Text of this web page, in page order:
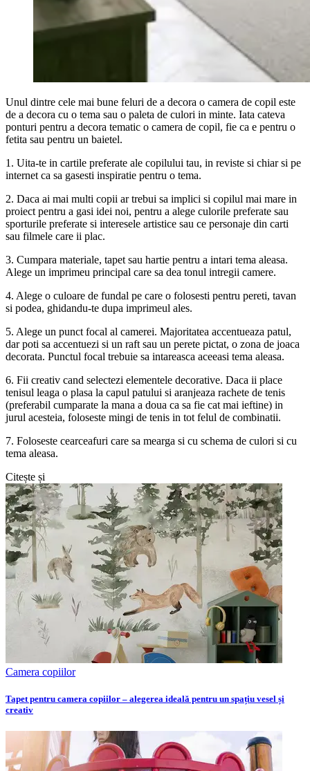
Unul dintre cele mai bune feluri de a decora o camera de copil este
de a decora cu o tema sau o paleta de culori in minte. Iata cateva
ponturi pentru a decora tematic o camera de copil, fie ca e pentru o
fetita sau pentru un baietel.
1. Uita-te in cartile preferate ale copilului tau, in reviste si chiar si pe
internet ca sa gasesti inspiratie pentru o tema.
2. Daca ai mai multi copii ar trebui sa implici si copilul mai mare in
proiect pentru a gasi idei noi, pentru a alege culorile preferate sau
sporturile preferate si interesele artistice sau ce personaje din carti
sau filmele care ii plac.
3. Cumpara materiale, tapet sau hartie pentru a intari tema aleasa.
Alege un imprimeu principal care sa dea tonul intregii camere.
4. Alege o culoare de fundal pe care o folosesti pentru pereti, tavan
si podea, ghidandu-te dupa imprimeul ales.
5. Alege un punct focal al camerei. Majoritatea accentueaza patul,
dar poti sa accentuezi si un raft sau un perete pictat, o zona de joaca
decorata. Punctul focal trebuie sa intareasca aceeasi tema aleasa.
6. Fii creativ cand selectezi elementele decorative. Daca ii place
tenisul leaga o plasa la capul patului si aranjeaza rachete de tenis
(preferabil cumparate la mana a doua ca sa fie cat mai ieftine) in
jurul acesteia, foloseste mingi de tenis in tot felul de combinatii.
7. Foloseste cearceafuri care sa mearga si cu schema de culori si cu
tema aleasa.
Citește și
Camera copiilor
Tapet pentru camera copiilor – alegerea ideală pentru un spațiu vesel și
creativ